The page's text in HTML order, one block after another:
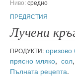
Ниво:средно
ПРЕДЯСТИЯ
Лучени
ПРОДУКТИ:
прясно мляко, сол,
Пълната рецепта.